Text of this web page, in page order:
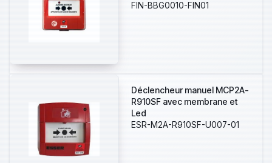
FIN-BBG0010-FIN01
Déclencheur manuel MCP2A-
R910SF avec membrane et
Led
ESR-M2A-R910SF-U007-01